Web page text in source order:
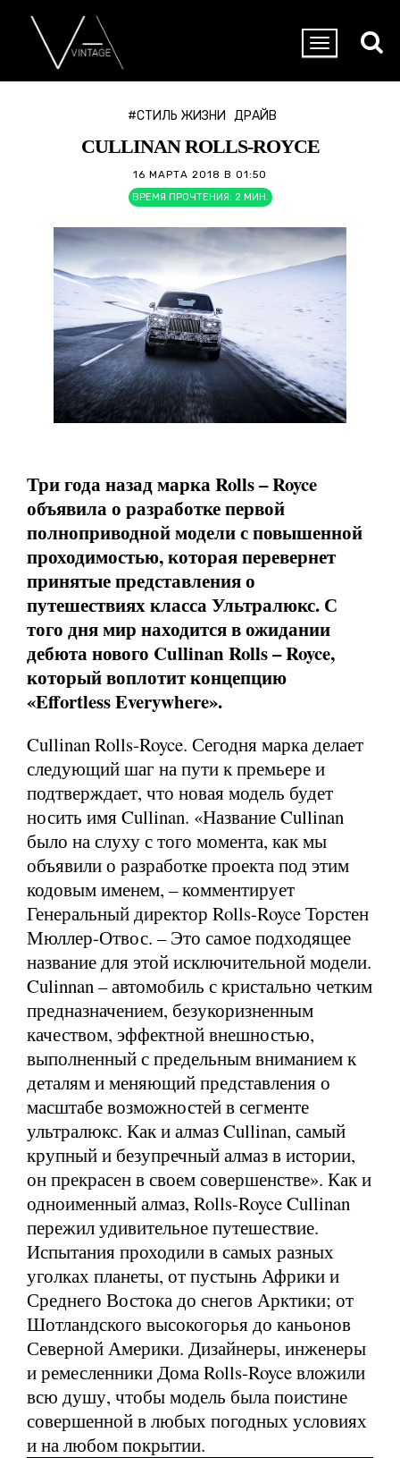
#СТИЛЬ ЖИЗНИ ДРАЙВ
CULLINAN ROLLS-ROYCE
16 МАРТА 2018 В 01:50
ВРЕМЯ ПРОЧТЕНИЯ: 2 МИН.
Три года назад марка Rolls – Royce
объявила о разработке первой
полноприводной модели с повышенной
проходимостью, которая перевернет
принятые представления о
путешествиях класса Ультралюкс. С
того дня мир находится в ожидании
дебюта нового Cullinan Rolls – Royce,
который воплотит концепцию
«Effortless Everywhere».
Cullinan Rolls-Royce. Сегодня марка делает
следующий шаг на пути к премьере и
подтверждает, что новая модель будет
носить имя Cullinan. «Название Cullinan
было на слуху с того момента, как мы
объявили о разработке проекта под этим
кодовым именем, – комментирует
Генеральный директор Rolls-Royce Торстен
Мюллер-Отвос. – Это самое подходящее
название для этой исключительной модели.
Culinnan – автомобиль с кристально четким
предназначением, безукоризненным
качеством, эффектной внешностью,
выполненный с предельным вниманием к
деталям и меняющий представления о
масштабе возможностей в сегменте
ультралюкс. Как и алмаз Cullinan, самый
крупный и безупречный алмаз в истории,
он прекрасен в своем совершенстве». Как и
одноименный алмаз, Rolls-Royce Cullinan
пережил удивительное путешествие.
Испытания проходили в самых разных
уголках планеты, от пустынь Африки и
Среднего Востока до снегов Арктики; от
Шотландского высокогорья до каньонов
Северной Америки. Дизайнеры, инженеры
и ремесленники Дома Rolls-Royce вложили
всю душу, чтобы модель была поистине
совершенной в любых погодных условиях
и на любом покрытии.